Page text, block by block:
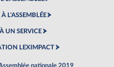
L'ASSEMBLÉE
UN SERVICE
LEXIMPACT
nationale 2019